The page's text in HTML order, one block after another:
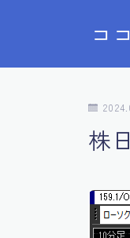
コ
株